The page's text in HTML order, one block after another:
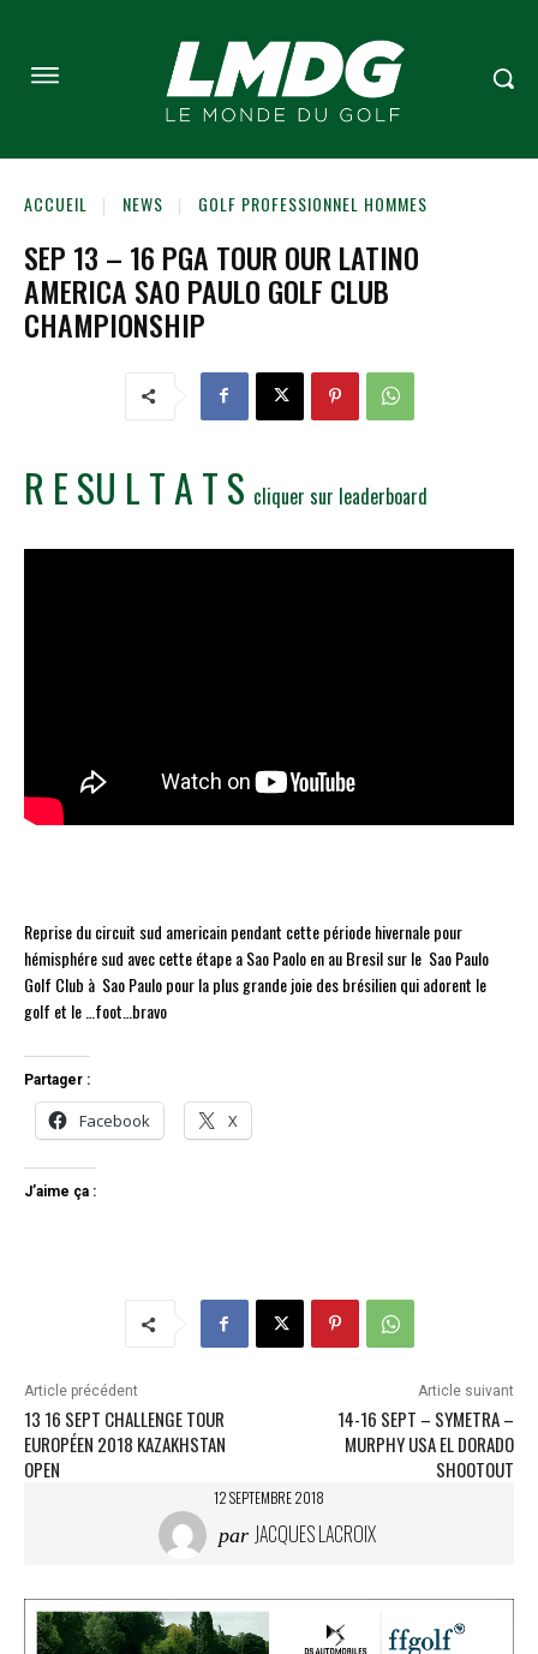
ACCUEIL NEWS GOLF PROFESSIONNEL HOMMES
SEP 13 – 16 PGA TOUR OUR LATINO
AMERICA SAO PAULO GOLF CLUB
CHAMPIONSHIP
R E SU L T A T S cliquer sur leaderboard
Reprise du circuit sud americain pendant cette période hivernale pour
hémisphére sud avec cette étape a Sao Paolo en au Bresil sur le Sao Paulo
Golf Club à Sao Paulo pour la plus grande joie des brésilien qui adorent le
golf et le …foot…bravo
Partager :
Facebook X
J’aime ça :
Article précédent
13 16 SEPT CHALLENGE TOUR
EUROPÉEN 2018 KAZAKHSTAN
OPEN
Article suivant
14-16 SEPT – SYMETRA –
MURPHY USA EL DORADO
SHOOTOUT
12 SEPTEMBRE 2018
par JACQUES LACROIX